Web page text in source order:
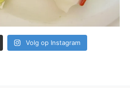
Volg op Instagram